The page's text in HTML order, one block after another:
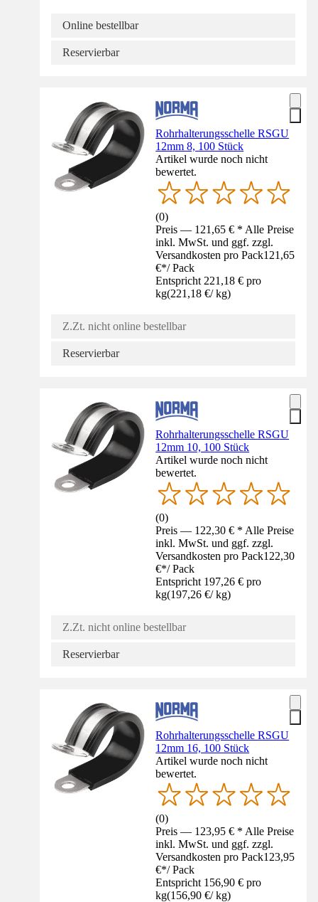
Online bestellbar
Reservierbar
Rohrhalterungsschelle RSGU
12mm 8, 100 Stück
Artikel wurde noch nicht
bewertet.
(0)
Preis — 121,65 € * Alle Preise
inkl. MwSt. und ggf. zzgl.
Versandkosten pro Pack121,65
€*/ Pack
Entspricht 221,18 € pro
kg(221,18 €/ kg)
Z.Zt. nicht online bestellbar
Reservierbar
Rohrhalterungsschelle RSGU
12mm 10, 100 Stück
Artikel wurde noch nicht
bewertet.
(0)
Preis — 122,30 € * Alle Preise
inkl. MwSt. und ggf. zzgl.
Versandkosten pro Pack122,30
€*/ Pack
Entspricht 197,26 € pro
kg(197,26 €/ kg)
Z.Zt. nicht online bestellbar
Reservierbar
Rohrhalterungsschelle RSGU
12mm 16, 100 Stück
Artikel wurde noch nicht
bewertet.
(0)
Preis — 123,95 € * Alle Preise
inkl. MwSt. und ggf. zzgl.
Versandkosten pro Pack123,95
€*/ Pack
Entspricht 156,90 € pro
kg(156,90 €/ kg)